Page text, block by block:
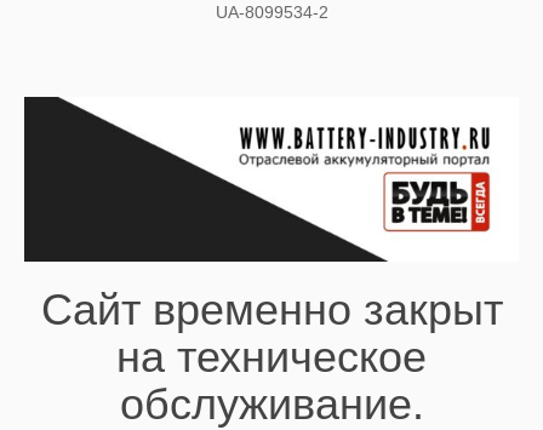
UA-8099534-2
Сайт временно закрыт
на техническое
обслуживание.